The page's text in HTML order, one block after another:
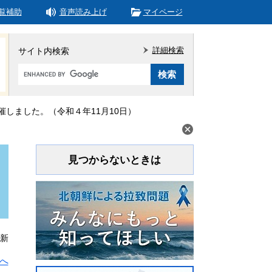
補助 音声読み上げ マイページ
サイト内検索
Google
タ
ム
詳細検索
ました。（令和４年11月10日）
見つからないときは